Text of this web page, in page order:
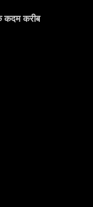
कदम करीब